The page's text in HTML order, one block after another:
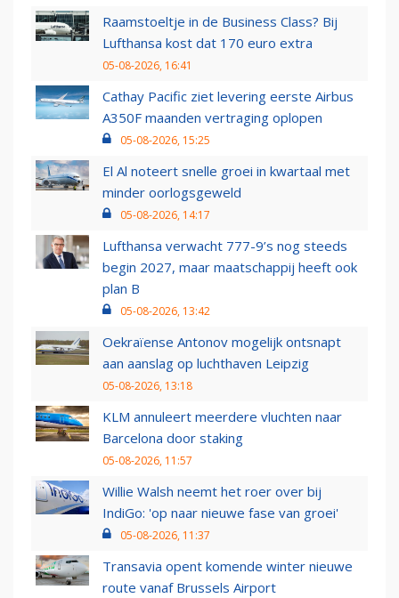
Raamstoeltje in de Business Class? Bij
Lufthansa kost dat 170 euro extra
05-08-2026, 16:41
Cathay Pacific ziet levering eerste Airbus
A350F maanden vertraging oplopen
05-08-2026, 15:25
El Al noteert snelle groei in kwartaal met
minder oorlogsgeweld
05-08-2026, 14:17
Lufthansa verwacht 777-9’s nog steeds
begin 2027, maar maatschappij heeft ook
plan B
05-08-2026, 13:42
Oekraïense Antonov mogelijk ontsnapt
aan aanslag op luchthaven Leipzig
05-08-2026, 13:18
KLM annuleert meerdere vluchten naar
Barcelona door staking
05-08-2026, 11:57
Willie Walsh neemt het roer over bij
IndiGo: 'op naar nieuwe fase van groei'
05-08-2026, 11:37
Transavia opent komende winter nieuwe
route vanaf Brussels Airport